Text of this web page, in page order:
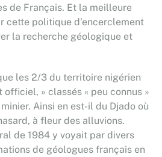
de Français. Et la meilleure
cette politique d’encerclement
la recherche géologique et
les 2/3 du territoire nigérien
» classés « peu connus »
Ainsi en est-il du Djado où
à fleur des alluvions.
de 1984 y voyait par divers
de géologues français en